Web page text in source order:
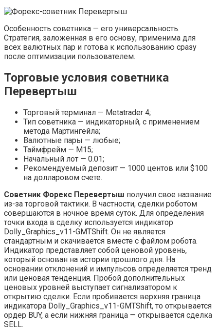
Особенность советника — его универсальность.
Стратегия, заложенная в его основу, применима для
всех валютных пар и готова к использованию сразу
после оптимизации пользователем.
Торговые условия советника
Перевертыш
Торговый терминал — Metatrader 4;
Тип советника — индикаторный, с применением
метода Мартингейла;
Валютные пары — любые;
Таймфрейм — М15;
Начальный лот — 0.01;
Рекомендуемый депозит — 1000 центов или $100
на долларовом счете.
Советник Форекс Перевертыш получил свое название
из-за торговой тактики. В частности, сделки роботом
совершаются в ночное время суток. Для определения
точки входа в сделку используется индикатор
Dolly_Graphics_v11-GMTShift. Он не является
стандартным и скачивается вместе с файлом робота.
Индикатор представляет собой ценовой уровень,
который основан на истории прошлого дня. На
основании отклонений и импульсов определяется тренд
или ценовая тенденция. Пробой дополнительных
ценовых уровней выступает сигнализатором к
открытию сделки. Если пробивается верхняя граница
индикатора Dolly_Graphics_v11-GMTShift, то открывается
ордер BUY, а если нижняя граница — открывается сделка
SELL.